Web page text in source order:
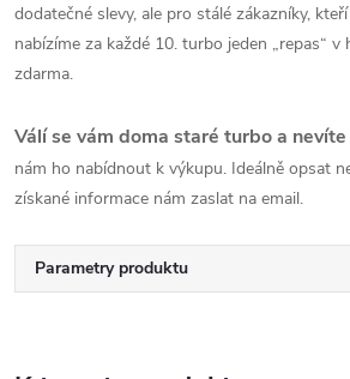
dodatečné slevy, ale pro stálé zákazníky,
nabízíme za každé 10. turbo jeden „repas“ v
zdarma.
Válí se vám doma staré turbo a nevíte
nám ho nabídnout k výkupu. Ideálně opsat
získané informace nám zaslat na email.
Parametry produktu